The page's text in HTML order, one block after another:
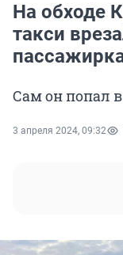
На обходе
такси
Сам он попал
3 апреля 2024, 09:32